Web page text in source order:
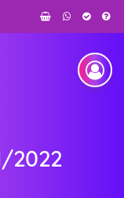
2022